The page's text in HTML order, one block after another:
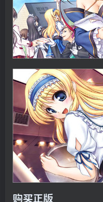
购买正版